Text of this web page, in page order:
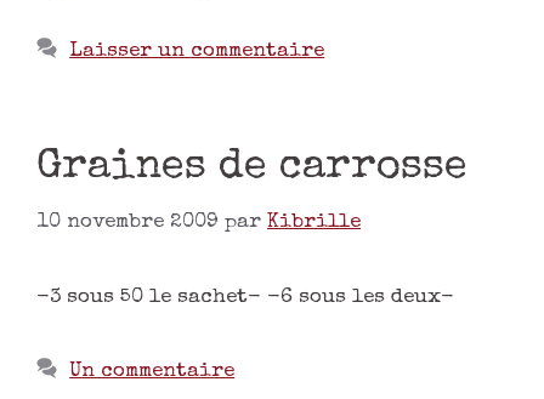
Laisser un commentaire
Graines de carrosse
10 novembre 2009 par Kibrille
-3 sous 50 le sachet- -6 sous les deux-
Un commentaire